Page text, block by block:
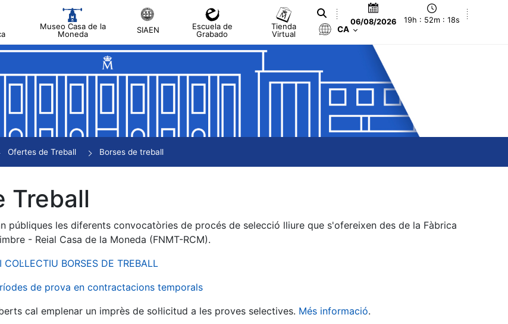
Museo Casa de la
Moneda
SIAEN
Escuela de
Grabado
Tienda
Virtual
06/08/2026 19h : 52m : 18s
CA
Ofertes de Treball Borses de treball
Treball
públiques les diferents convocatòries de procés de selecció lliure que s'ofereixen des de la Fàbrica
- Reial Casa de la Moneda (FNMT-RCM).
BORSES DE TREBALL
de prova en contractacions temporals
cal emplenar un imprès de sol·licitud a les proves selectives. Més informació.